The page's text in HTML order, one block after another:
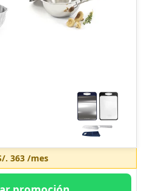
. 363/mes